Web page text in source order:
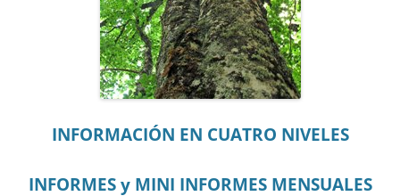
INFORMACIÓN EN CUATRO NIVELES
INFORMES y MINI INFORMES MENSUALES